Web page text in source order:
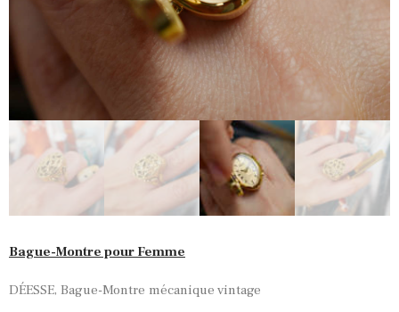
Bague-Montre pour Femme
DÉESSE, Bague-Montre mécanique vintage